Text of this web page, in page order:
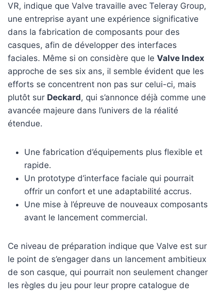
VR, indique que Valve travaille avec Teleray Group,
une entreprise ayant une expérience significative
dans la fabrication de composants pour des
casques, afin de développer des interfaces
faciales. Même si on considère que le Valve Index
approche de ses six ans, il semble évident que les
efforts se concentrent non pas sur celui-ci, mais
plutôt sur Deckard, qui s’annonce déjà comme une
avancée majeure dans l’univers de la réalité
étendue.
Une fabrication d’équipements plus flexible et
rapide.
Un prototype d’interface faciale qui pourrait
offrir un confort et une adaptabilité accrus.
Une mise à l’épreuve de nouveaux composants
avant le lancement commercial.
Ce niveau de préparation indique que Valve est sur
le point de s’engager dans un lancement ambitieux
de son casque, qui pourrait non seulement changer
les règles du jeu pour leur propre catalogue de